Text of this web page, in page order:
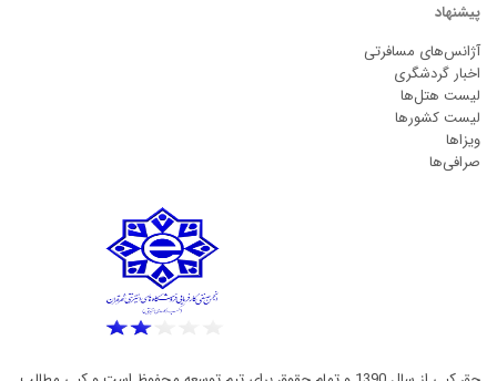
پیشنهاد
آژانس‌های مسافرتی
اخبار گردشگری
لیست هتل‌ها
لیست کشورها
ویزاها
صرافی‌ها